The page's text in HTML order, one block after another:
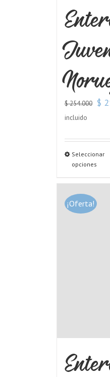
$254.000 $
incluido
Seleccionar
opciones
¡Oferta!